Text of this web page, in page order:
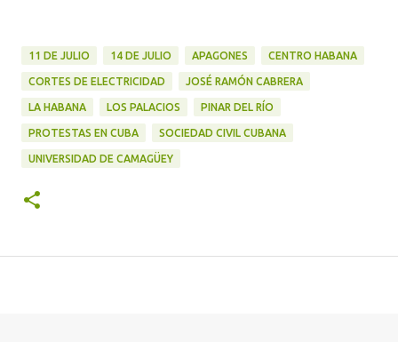
11 DE JULIO 14 DE JULIO APAGONES CENTRO HABANA
CORTES DE ELECTRICIDAD JOSÉ RAMÓN CABRERA
LA HABANA LOS PALACIOS PINAR DEL RÍO
PROTESTAS EN CUBA SOCIEDAD CIVIL CUBANA
UNIVERSIDAD DE CAMAGÜEY